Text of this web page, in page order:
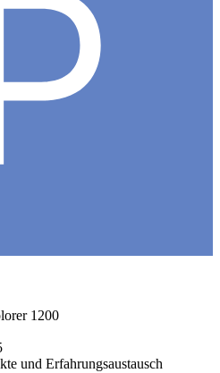
1200
und Erfahrungsaustausch